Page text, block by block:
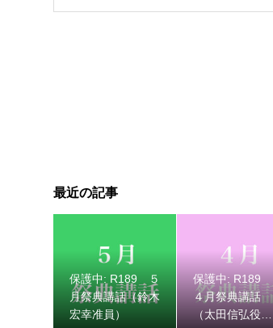
最近の記事
保護中: R189 ５
月祭典講話（鈴木
宏幸准員）
保護中: R189
４月祭典講話
（太田信弘役